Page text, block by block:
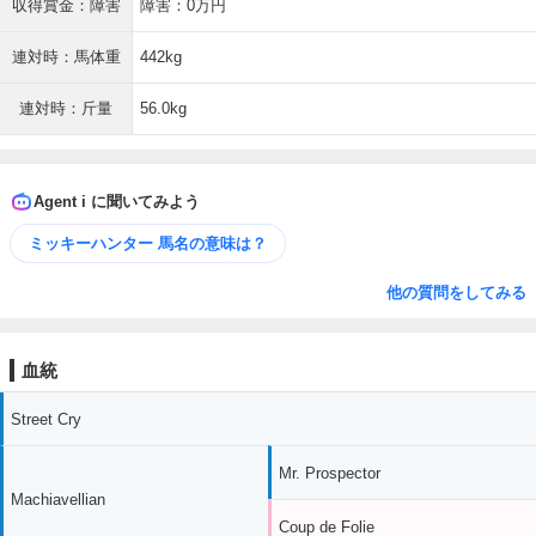
収得賞金：障害 障害：0万円
連対時：馬体重 442kg
連対時：斤量 56.0kg
Agent i に聞いてみよう
ミッキーハンター 馬名の意味は？
他の質問をしてみる
血統
Street Cry
Machiavellian
Mr. Prospector
Coup de Folie